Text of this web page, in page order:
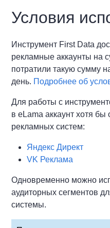
Условия
Инструмент First Data
рекламные аккаунты на
потратили такую сумму
день. Подробнее об
Для работы с
в eLama аккаунт хотя
рекламных систем:
Яндекс Директ
VK Реклама
Одновременно можно
аудиторных сегментов
системы.